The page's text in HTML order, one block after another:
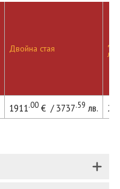
Двойна стая
1911.00€ / 3737.59 лв.